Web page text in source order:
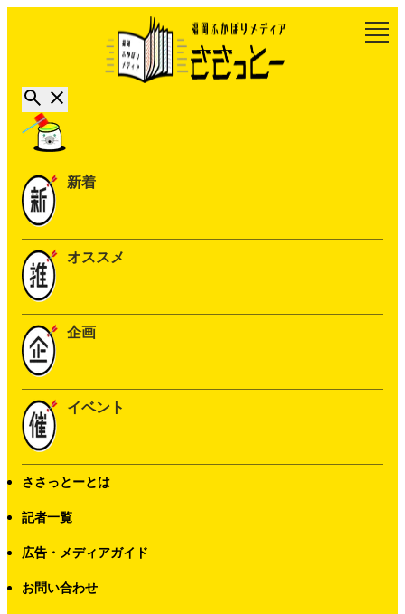
新着
オススメ
企画
イベント
ささっとーとは
記者一覧
広告・メディアガイド
お問い合わせ